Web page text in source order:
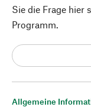
Allgemeine
Sie die Frage hier
Programm.